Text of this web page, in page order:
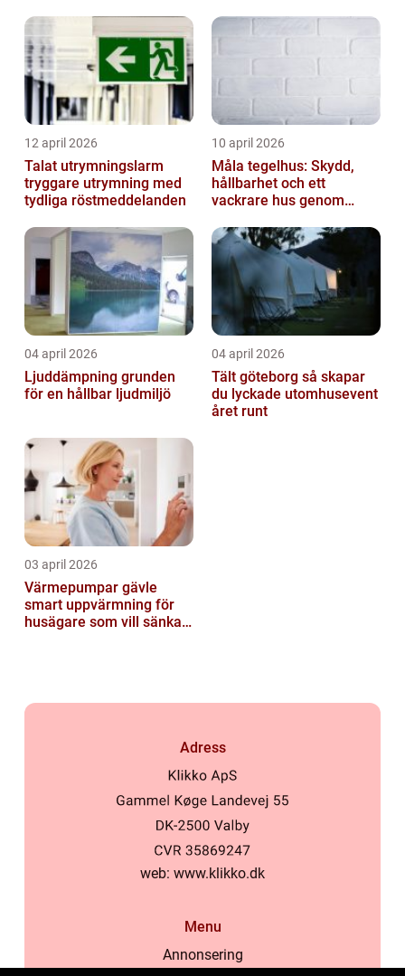
12 april 2026
Talat utrymningslarm
tryggare utrymning med
tydliga röstmeddelanden
10 april 2026
Måla tegelhus: Skydd,
hållbarhet och ett
vackrare hus genom
04 april 2026
Ljuddämpning grunden
för en hållbar ljudmiljö
04 april 2026
Tält göteborg så skapar
du lyckade utomhusevent
året runt
03 april 2026
Värmepumpar gävle
smart uppvärmning för
husägare som vill sänka
Adress
web: www.klikko.dk
Menu
Annonsering